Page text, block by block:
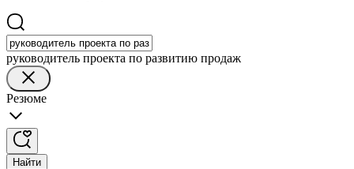
руководитель проекта по развитию продаж
Резюме
Найти